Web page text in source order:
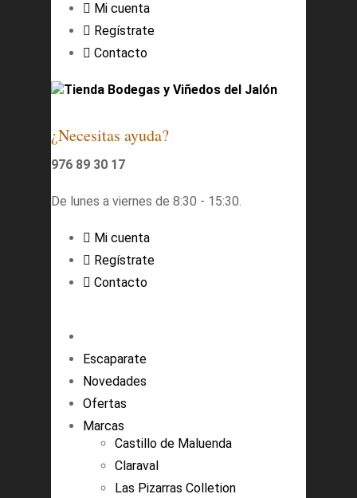
Mi cuenta
Regístrate
Contacto
Tienda Bodegas y Viñedos del Jalón
¿Necesitas ayuda?
976 89 30 17
De lunes a viernes de 8:30 - 15:30.
Mi cuenta
Regístrate
Contacto
Escaparate
Novedades
Ofertas
Marcas
Castillo de Maluenda
Claraval
Las Pizarras Colletion